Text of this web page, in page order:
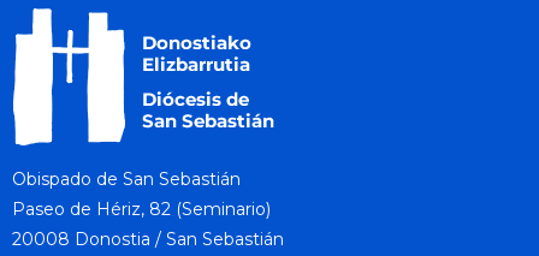
Obispado de San Sebastián
Paseo de Hériz, 82 (Seminario)
20008 Donostia / San Sebastián